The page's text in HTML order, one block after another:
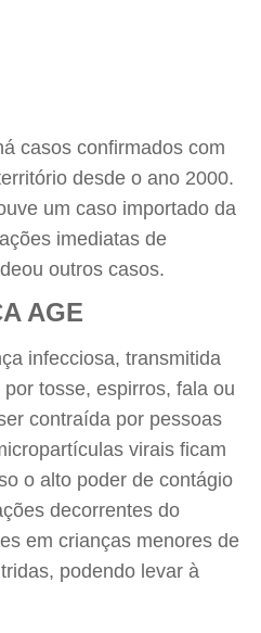
casos confirmados com
desde o ano 2000.
um caso importado da
imediatas de
outros casos.
AGE
infecciosa, transmitida
tosse, espirros, fala ou
contraída por pessoas
virais ficam
o alto poder de contágio
decorrentes do
em crianças menores de
podendo levar à